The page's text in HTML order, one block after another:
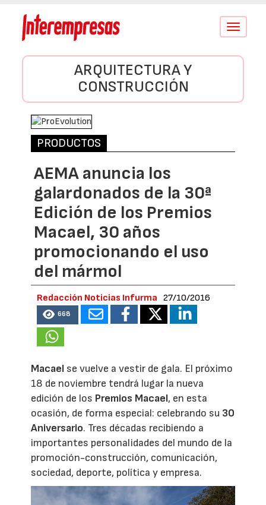
Conmutar
ARQUITECTURA Y
CONSTRUCCIÓN
PRODUCTOS
AEMA anuncia los
galardonados de la 30ª
Edición de los Premios
Macael, 30 años
promocionando el uso
del mármol
Redacción Noticias Infurma 27/10/2016
668
Macael se vuelve a vestir de gala. El próximo
18 de noviembre tendrá lugar la nueva
edición de los Premios Macael, en esta
ocasión, de forma especial: celebrando su 30
Aniversario. Tres décadas recibiendo a
importantes personalidades del mundo de la
promoción-construcción, comunicación,
sociedad, deporte, política y empresa.